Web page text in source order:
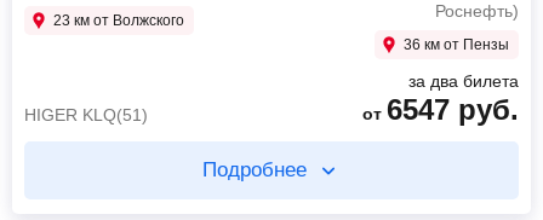
23 км от Волжского
Роснефть)
36 км от Пензы
HIGER KLQ(51)
за два билета
от 6547 руб.
Подробнее